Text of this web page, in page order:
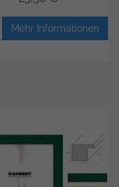
Mehr Informationen